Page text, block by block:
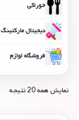
خوراکی
دیجیتال مارکتینگ
فروشگاه لوازم
نمایش همه 20 نتیجه